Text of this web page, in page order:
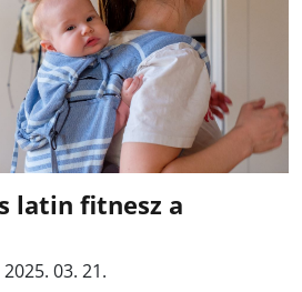
latin fitnesz a
2025. 03. 21.